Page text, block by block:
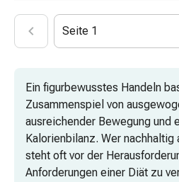
Kombipräparate
Zahn-
&
Mundgesundheit
Kariesprophylaxe
Trockener
Seite 1
Ein figurbewusstes Handeln
Zusammenspiel von
ausreichender Bewegung und
Kalorienbilanz. Wer nachhaltig
steht oft vor der
Anforderungen einer Diät zu